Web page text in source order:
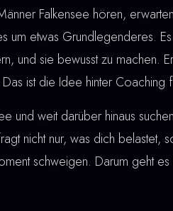
Falkensee hören,
etwas Grundlegenderes.
und sie bewusst zu machen.
ist die Idee hinter Coaching
und weit darüber hinaus
nicht nur, was dich belastet,
schweigen. Darum geht